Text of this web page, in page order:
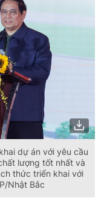
dự án với yêu cầu
lượng tốt nhất và
thức triển khai với
Nhật Bắc